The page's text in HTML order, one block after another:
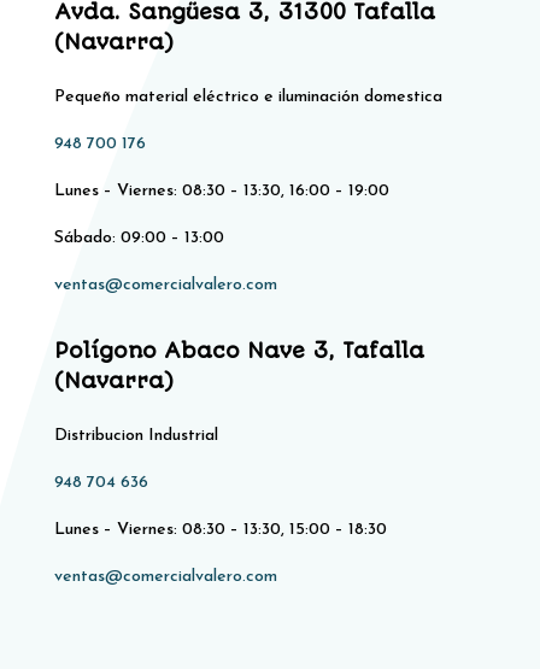
Avda. Sangüesa 3, 31300 Tafalla
(Navarra)
Pequeño material eléctrico e iluminación domestica
948 700 176
Lunes – Viernes: 08:30 – 13:30, 16:00 – 19:00
Sábado: 09:00 – 13:00
ventas@comercialvalero.com
Polígono Abaco Nave 3, Tafalla
(Navarra)
Distribucion Industrial
948 704 636
Lunes – Viernes: 08:30 – 13:30, 15:00 – 18:30
ventas@comercialvalero.com